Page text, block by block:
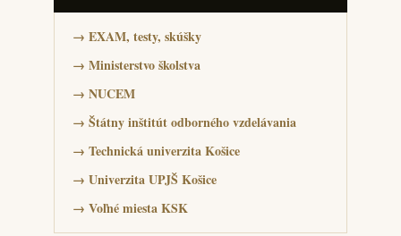
→ EXAM, testy, skúšky
→ Ministerstvo školstva
→ NUCEM
→ Štátny inštitút odborného vzdelávania
→ Technická univerzita Košice
→ Univerzita UPJŠ Košice
→ Voľné miesta KSK